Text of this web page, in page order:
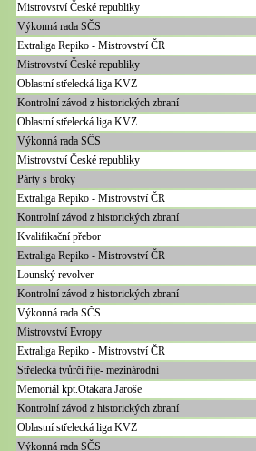
Mistrovství České republiky
Výkonná rada SČS
Extraliga Repiko - Mistrovství ČR
Mistrovství České republiky
Oblastní střelecká liga KVZ
Kontrolní závod z historických zbraní
Oblastní střelecká liga KVZ
Výkonná rada SČS
Mistrovství České republiky
Párty s broky
Extraliga Repiko - Mistrovství ČR
Kontrolní závod z historických zbraní
Kvalifikační přebor
Extraliga Repiko - Mistrovství ČR
Lounský revolver
Kontrolní závod z historických zbraní
Výkonná rada SČS
Mistrovství Evropy
Extraliga Repiko - Mistrovství ČR
Střelecká tvůrčí říje- mezinárodní
Memoriál kpt.Otakara Jaroše
Kontrolní závod z historických zbraní
Oblastní střelecká liga KVZ
Výkonná rada SČS